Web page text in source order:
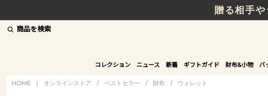
贈る相手
商品を検索
コレクション ニュース 新着 ギフトガイド 財布&小物 バ
HOME | オンラインストア / ベストセラー / 財布 / ウォレット